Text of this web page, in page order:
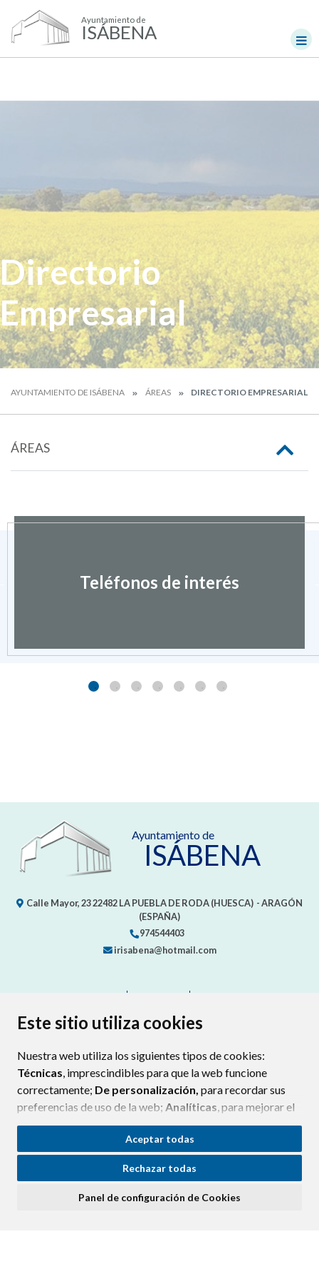
Este sitio utiliza cookies
Nuestra web utiliza los siguientes tipos de cookies:
Técnicas, imprescindibles para que la web funcione
correctamente; De personalización, para recordar sus
preferencias de uso de la web; Analíticas, para mejorar el
funcionamiento de la web y sus servicios.
Si acepta pulsando el botón“Aceptar todas”
consideramos que acepta su uso. Si pulsa el botón
ninguna acción, se guardarán las cookies técnicas
Aceptar todas
Rechazar todas
Panel de configuración de Cookies
Ayuntamiento de
ISÁBENA
Directorio
Empresarial
AYUNTAMIENTO DE ISÁBENA ÁREAS DIRECTORIO EMPRESARIAL
ÁREAS
Teléfonos de interés
Ayuntamiento de
ISÁBENA
Calle Mayor, 2322482LA PUEBLA DE RODA (HUESCA) - ARAGÓN
(ESPAÑA)
974544403
irisabena@hotmail.com
PROTECCIÓN DE DATOS
POLÍTICA DE COOKIES